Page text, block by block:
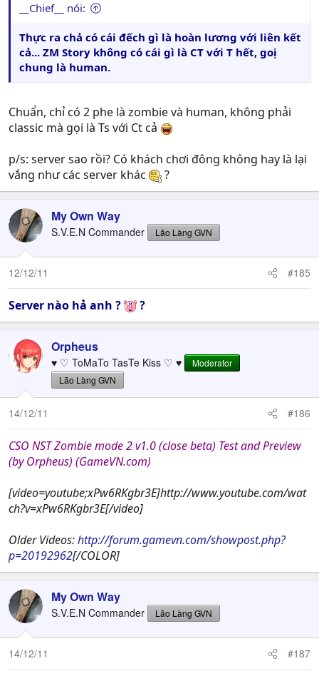
__Chief__ nói:
Thực ra chả có cái đếch gì là hoàn lương với liên kết
cả... ZM Story không có cái gì là CT với T hết, goị
chung là human.
Chuẩn, chỉ có 2 phe là zombie và human, không phải
classic mà gọi là Ts với Ct cả
p/s: server sao rồi? Có khách chơi đông không hay là lại
vắng như các server khác
?
My Own Way
S.V.E.N Commander Lão Làng GVN
12/12/11 #185
Server nào hả anh ? ?
Orpheus
♥ ♡ ToMaTo TasTe Kiss ♡ ♥
Moderator
Lão Làng GVN
14/12/11 #186
CSO NST Zombie mode 2 v1.0 (close beta) Test and Preview
(by Orpheus) (GameVN.com)
[video=youtube;xPw6RKgbr3E]http://www.youtube.com/wat
ch?v=xPw6RKgbr3E[/video]
Older Videos:http://forum.gamevn.com/showpost.php?
p=20192962[/COLOR]
My Own Way
S.V.E.N Commander Lão Làng GVN
14/12/11 #187